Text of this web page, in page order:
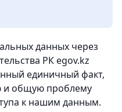
данных через
РК egov.kz
единичный факт,
и общую проблему
к нашим данным.